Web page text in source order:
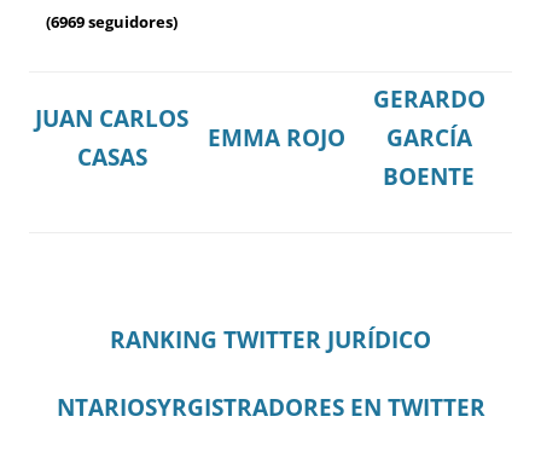
(6969 seguidores)
JUAN CARLOS
CASAS
EMMA ROJO
GERARDO
GARCÍA
BOENTE
RANKING TWITTER JURÍDICO
NTARIOSYRGISTRADORES EN TWITTER